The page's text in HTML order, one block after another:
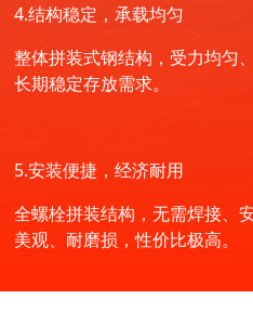
4.结构稳定，承载均匀
整体拼装式钢结构，受力均匀
长期稳定存放需求。
5.安装便捷，经济耐用
全螺栓拼装结构，无需焊接、
美观、耐磨损，性价比极高。